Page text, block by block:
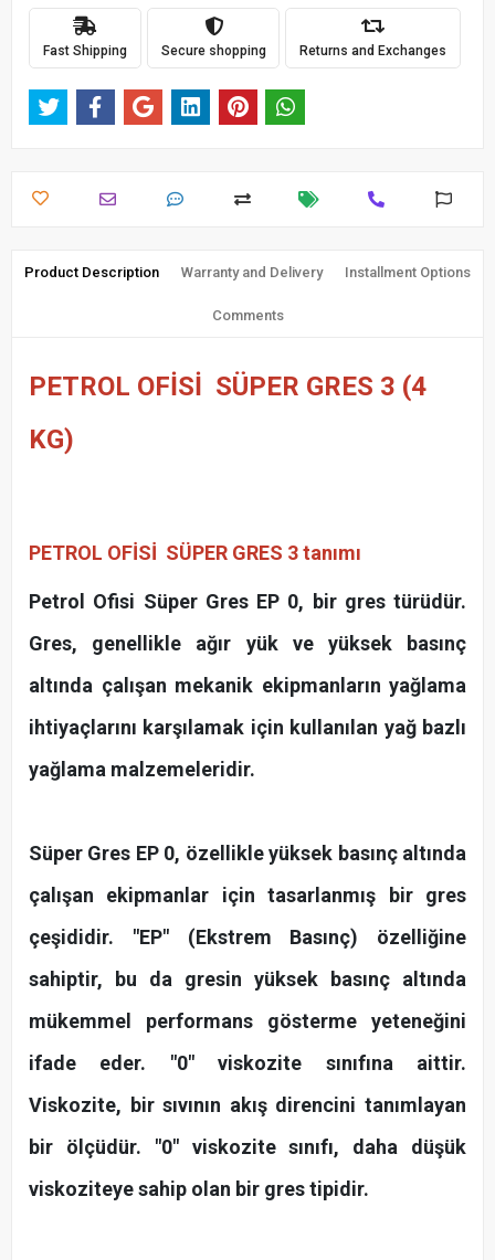
Fast Shipping Secure shopping Returns and Exchanges
Product Description Warranty and Delivery Installment Options
Comments
PETROL OFİSİ SÜPER GRES 3 (4
KG)
PETROL OFİSİ SÜPER GRES 3tanımı
Petrol Ofisi Süper Gres EP 0, bir gres türüdür.
Gres, genellikle ağır yük ve yüksek basınç
altında çalışan mekanik ekipmanların yağlama
ihtiyaçlarını karşılamak için kullanılan yağ bazlı
yağlama malzemeleridir.
Süper Gres EP 0, özellikle yüksek basınç altında
çalışan ekipmanlar için tasarlanmış bir gres
çeşididir. "EP" (Ekstrem Basınç) özelliğine
sahiptir, bu da gresin yüksek basınç altında
mükemmel performans gösterme yeteneğini
ifade eder. "0" viskozite sınıfına aittir.
Viskozite, bir sıvının akış direncini tanımlayan
bir ölçüdür. "0" viskozite sınıfı, daha düşük
viskoziteye sahip olan bir gres tipidir.